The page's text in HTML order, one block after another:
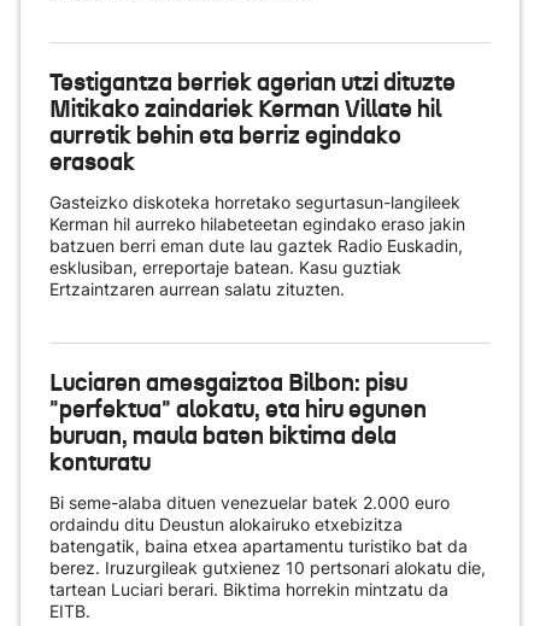
Testigantza berriek agerian utzi dituzte
Mitikako zaindariek Kerman Villate hil
aurretik behin eta berriz egindako
erasoak
Gasteizko diskoteka horretako segurtasun-langileek
Kerman hil aurreko hilabeteetan egindako eraso jakin
batzuen berri eman dute lau gaztek Radio Euskadin,
esklusiban, erreportaje batean. Kasu guztiak
Ertzaintzaren aurrean salatu zituzten.
Luciaren amesgaiztoa Bilbon: pisu
"perfektua" alokatu, eta hiru egunen
buruan, maula baten biktima dela
konturatu
Bi seme-alaba dituen venezuelar batek 2.000 euro
ordaindu ditu Deustun alokairuko etxebizitza
batengatik, baina etxea apartamentu turistiko bat da
berez. Iruzurgileak gutxienez 10 pertsonari alokatu die,
tartean Luciari berari. Biktima horrekin mintzatu da
EITB.